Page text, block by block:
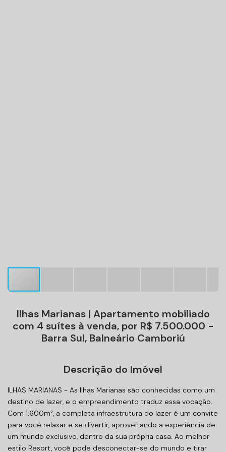
Ilhas Marianas | Apartamento mobiliado
com 4 suítes à venda, por R$ 7.500.000 -
Barra Sul, Balneário Camboriú
Descrição do Imóvel
ILHAS MARIANAS - As Ilhas Marianas são conhecidas como um
destino de lazer, e o empreendimento traduz essa vocação.
Com 1.600m², a completa infraestrutura do lazer é um convite
para você relaxar e se divertir, aproveitando a experiência de
um mundo exclusivo, dentro da sua própria casa. Ao melhor
estilo Resort, você pode desconectar-se do mundo e tirar